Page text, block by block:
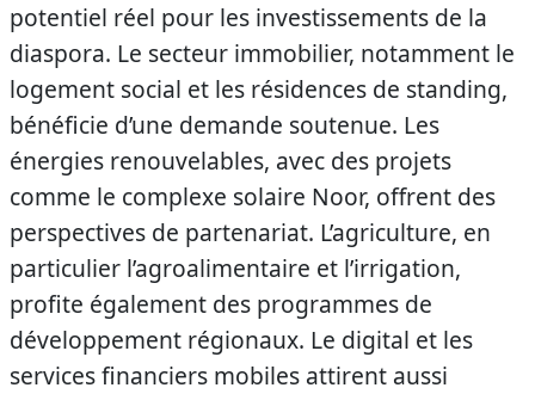
potentiel réel pour les investissements de la
diaspora. Le secteur immobilier, notamment le
logement social et les résidences de standing,
bénéficie d’une demande soutenue. Les
énergies renouvelables, avec des projets
comme le complexe solaire Noor, offrent des
perspectives de partenariat. L’agriculture, en
particulier l’agroalimentaire et l’irrigation,
profite également des programmes de
développement régionaux. Le digital et les
services financiers mobiles attirent aussi